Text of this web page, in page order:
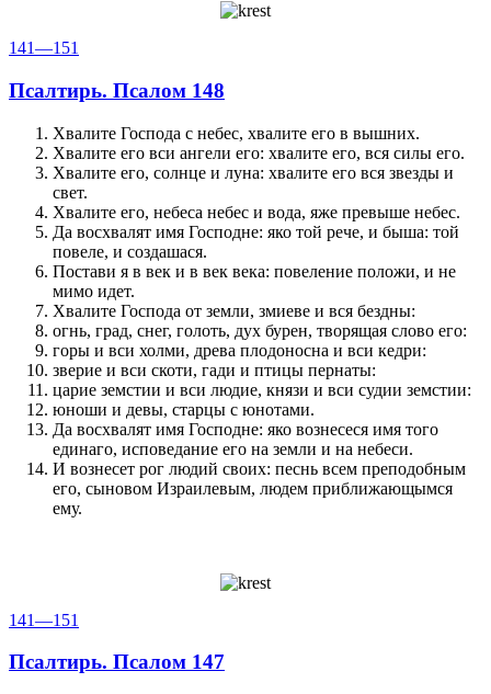
141—151
Псалтирь. Псалом 148
Хвалите Господа с небес, хвалите его в вышних.
Хвалите его вси ангели его: хвалите его, вся силы его.
Хвалите его, солнце и луна: хвалите его вся звезды и
свет.
Хвалите его, небеса небес и вода, яже превыше небес.
Да восхвалят имя Господне: яко той рече, и быша: той
повеле, и создашася.
Постави я в век и в век века: повеление положи, и не
мимо идет.
Хвалите Господа от земли, змиеве и вся бездны:
огнь, град, снег, голоть, дух бурен, творящая слово его:
горы и вси холми, древа плодоносна и вси кедри:
зверие и вси скоти, гади и птицы пернаты:
царие земстии и вси людие, князи и вси судии земстии:
юноши и девы, старцы с юнотами.
Да восхвалят имя Господне: яко вознесеся имя того
единаго, исповедание его на земли и на небеси.
И вознесет рог людий своих: песнь всем преподобным
его, сыновом Израилевым, людем приближающымся
ему.
141—151
Псалтирь. Псалом 147